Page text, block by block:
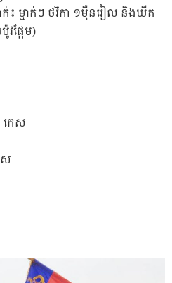
ម្នាក់ៗ ថវិកា ១ម៉ឺនរៀល និងឃីត
ផ្អែម)
កេស
ស